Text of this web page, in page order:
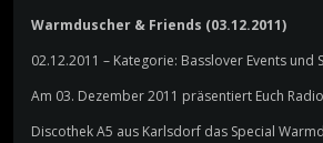
Warmduscher & Friends (03.12.2011)
02.12.2011 – Kategorie: Basslover Events und
Am 03. Dezember 2011 präsentiert Euch
Discothek A5 aus Karlsdorf das Special